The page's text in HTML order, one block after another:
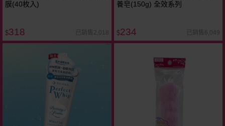
膜(40枚入)
$318 已銷售2,018
養皂(150g) 全效系列
$234 已銷售6,049